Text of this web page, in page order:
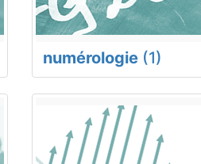
numérologie (1)